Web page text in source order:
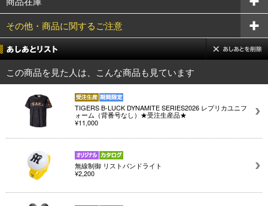
その他・商品に関するご注意
この商品を見た人は、こんな商品も見ています
TIGERS B-LUCK DYNAMITE SERIES2026 レプリカユニフ
ォーム（背番号なし）★受注生産品★
¥11,000
無線制御 リストバンドライト
¥2,200